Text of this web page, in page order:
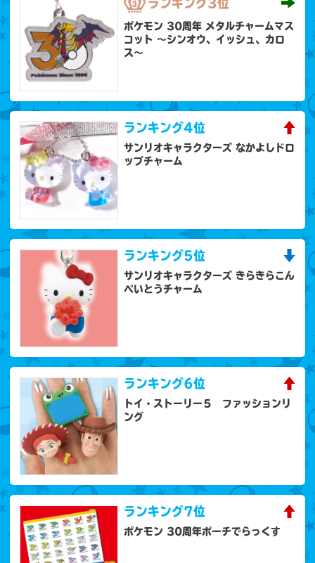
ランキング3位
ポケモン 30周年 メタルチャームマス
コット 〜シンオウ、イッシュ、カロ
ス〜
ランキング4位
サンリオキャラクターズ なかよしドロ
ップチャーム
ランキング5位
サンリオキャラクターズ きらきらこん
ぺいとうチャーム
ランキング6位
トイ・ストーリー５ ファッションリ
ング
ランキング7位
ポケモン 30周年ポーチでらっくす